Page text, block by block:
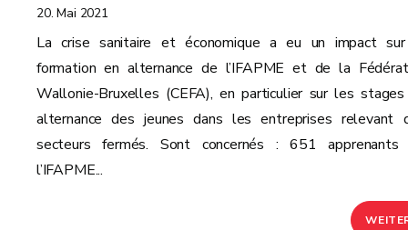
20. Mai 2021
La crise sanitaire et économique a eu un impact
formation en alternance de l’IFAPME et de la
Wallonie-Bruxelles (CEFA), en particulier sur les
alternance des jeunes dans les entreprises relevant
secteurs fermés. Sont concernés : 651 apprenants
l’IFAPME...